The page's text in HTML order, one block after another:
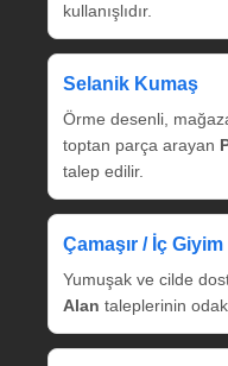
kullanışlıdır.
Selanik Kumaş
Örme desenli,
toptan parça arayan
talep edilir.
Çamaşır / İç Giyim
Yumuşak ve cilde
Alan taleplerinin